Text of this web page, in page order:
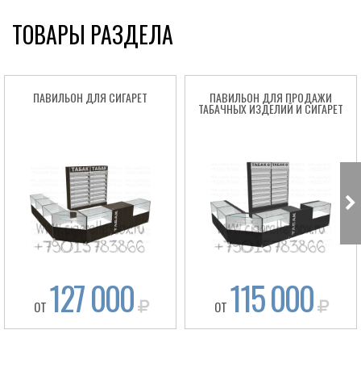
ТОВАРЫ РАЗДЕЛА
ПАВИЛЬОН ДЛЯ СИГАРЕТ
ОТ 127 000
ПАВИЛЬОН ДЛЯ ПРОДАЖИ
ТАБАЧНЫХ ИЗДЕЛИЙ И СИГАРЕТ
ОТ 115 000